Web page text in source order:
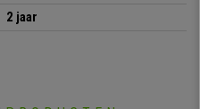
2 jaar